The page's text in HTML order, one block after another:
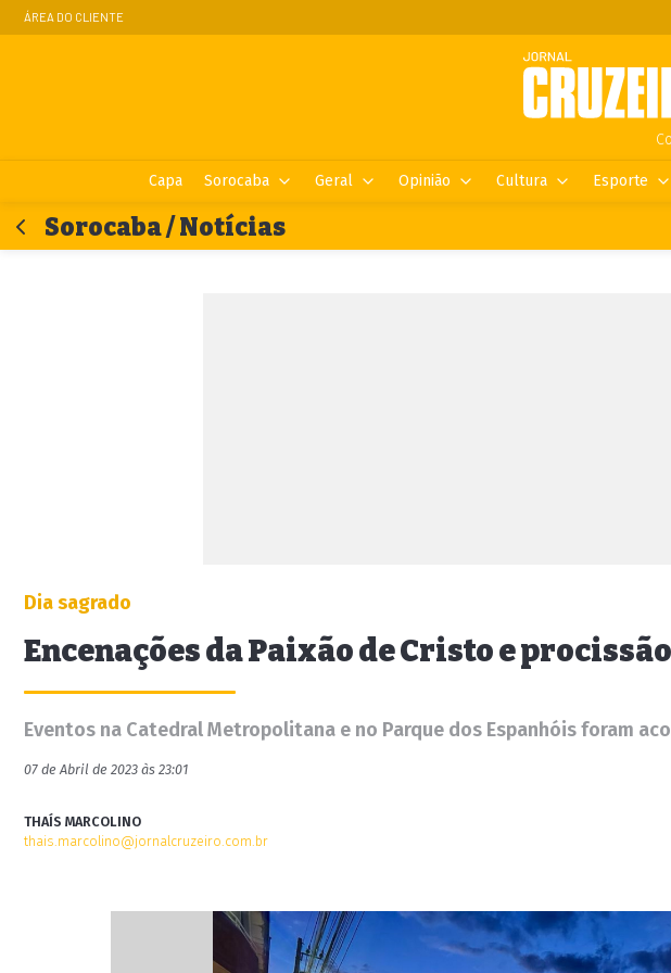
ÁREA DO CLIENTE
Capa Sorocaba Geral Opinião Cultura Esporte
Sorocaba / Notícias
Dia sagrado
Encenações da Paixão de Cristo e
Eventos na Catedral Metropolitana e no Parque dos Espanhóis foram
07 de Abril de 2023 às 23:01
THAÍS MARCOLINO
thais.marcolino@jornalcruzeiro.com.br